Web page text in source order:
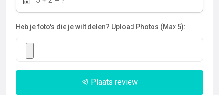
Heb je foto's die je wilt delen? Upload Photos (Max 5):
Plaats review